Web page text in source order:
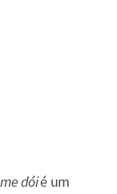
dóié um